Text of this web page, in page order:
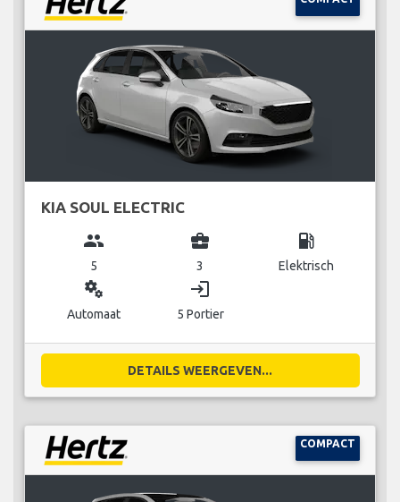
KIA SOUL ELECTRIC
group
5
business_center
3
local_gas_station
Elektrisch
miscellaneous_services
Automaat
login
5 Portier
DETAILS WEERGEVEN...
COMPACT